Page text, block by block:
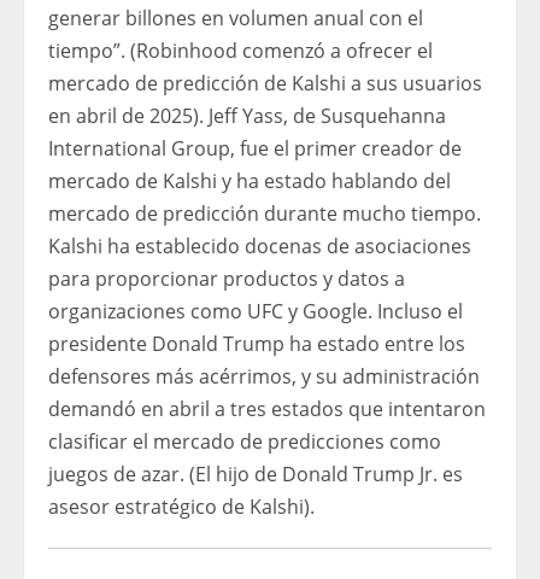
generar billones en volumen anual con el
tiempo”. (Robinhood comenzó a ofrecer el
mercado de predicción de Kalshi a sus usuarios
en abril de 2025). Jeff Yass, de Susquehanna
International Group, fue el primer creador de
mercado de Kalshi y ha estado hablando del
mercado de predicción durante mucho tiempo.
Kalshi ha establecido docenas de asociaciones
para proporcionar productos y datos a
organizaciones como UFC y Google. Incluso el
presidente Donald Trump ha estado entre los
defensores más acérrimos, y su administración
demandó en abril a tres estados que intentaron
clasificar el mercado de predicciones como
juegos de azar. (El hijo de Donald Trump Jr. es
asesor estratégico de Kalshi).